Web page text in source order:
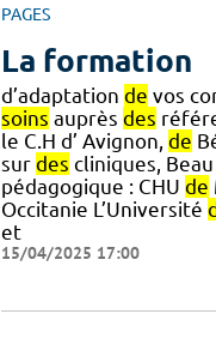
PAGES
La formation
d’adaptation de vos
soins auprès des
le C.H d’ Avignon, de
sur des cliniques,
pédagogique : CHU de
Occitanie L’Université
et
15/04/2025 17:00